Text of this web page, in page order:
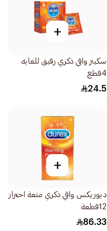
+
سكينز واقي ذكري رقيق للغايه
4قطع
24.5
+
ديوريكس واقي ذكري متعة احترار
12قطعة
86.33